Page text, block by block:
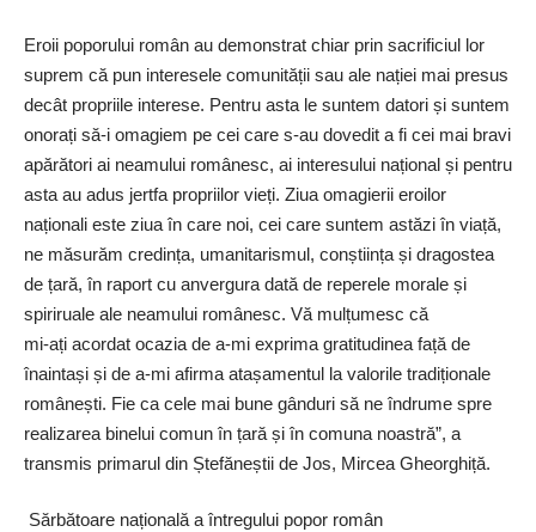
Eroii poporului român au demonstrat chiar prin sacrificiul lor
suprem că pun interesele comunității sau ale nației mai presus
decât propriile interese. Pentru asta le suntem datori și suntem
onorați să-i omagiem pe cei care s-au dovedit a fi cei mai bravi
apărători ai neamului românesc, ai interesului național și pentru
asta au adus jertfa propriilor vieți. Ziua omagierii eroilor
naționali este ziua în care noi, cei care suntem astăzi în viață,
ne măsurăm credința, umanitarismul, conștiința și dragostea
de țară, în raport cu anvergura dată de reperele morale și
spiriruale ale neamului românesc. Vă mulțumesc că
mi-ați acordat ocazia de a-mi exprima gratitudinea față de
înaintași și de a-mi afirma atașamentul la valorile tradiționale
românești. Fie ca cele mai bune gânduri să ne îndrume spre
realizarea binelui comun în țară și în comuna noastră”, a
transmis primarul din Ștefăneștii de Jos, Mircea Gheorghiță.
Sărbătoare națională a întregului popor român